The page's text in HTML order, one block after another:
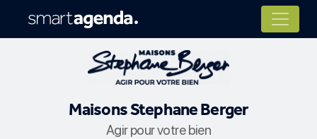
Maisons Stephane Berger
Agir pour votre bien